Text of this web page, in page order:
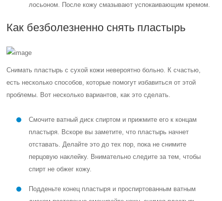
лосьоном. После кожу смазывают успокаивающим кремом.
Как безболезненно снять пластырь
Снимать пластырь с сухой кожи невероятно больно. К счастью,
есть несколько способов, которые помогут избавиться от этой
проблемы. Вот несколько вариантов, как это сделать.
Смочите ватный диск спиртом и прижмите его к концам
пластыря. Вскоре вы заметите, что пластырь начнет
отставать. Делайте это до тех пор, пока не снимите
перцовую наклейку. Внимательно следите за тем, чтобы
спирт не обжег кожу.
Подденьте конец пластыря и проспиртованным ватным